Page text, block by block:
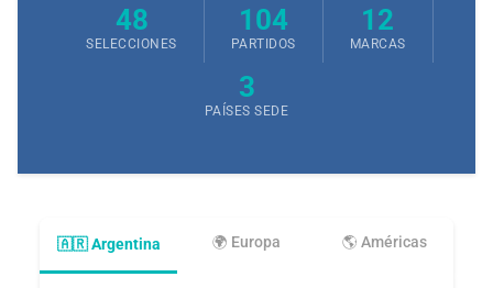
48
SELECCIONES
104
PARTIDOS
12
MARCAS
3
PAÍSES SEDE
🇦🇷 Argentina 🌍 Europa 🌎 Américas